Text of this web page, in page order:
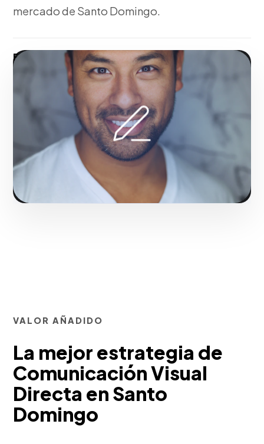
mercado de Santo Domingo.
Fase 1:
Para el mercado local, investigación de
arquetipos y psicología del consumidor.
Consolidando el liderazgo digital en Santo
Solicitar servicio
VALOR AÑADIDO
La mejor estrategia de
Comunicación Visual
Directa en Santo
Domingo